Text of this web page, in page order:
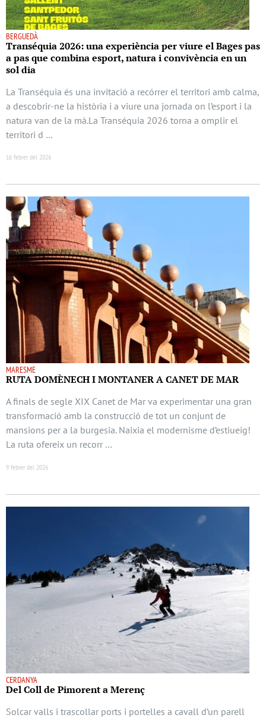
BERGUEDÀ
Transéquia 2026: una experiència per viure el Bages pas
a pas que combina esport, natura i convivència en un
sol dia
La Transéquia és una invitació a recórrer el territori amb calma,
a descobrir-ne la història i a viure una jornada on l’esport i la
natura van de la mà.La Transéquia 2026 torna a omplir el
territori d …
16 febrer del 2026
MARESME
RUTA DOMÈNECH I MONTANER A CANET DE MAR
A finals de segle XIX Canet de Mar va experimentar una gran
transformació amb la construcció de tot un conjunt de
mansions per a la burgesia. Naixia el modernisme d’estiueig!
La ruta ofereix un recorr …
9 febrer del 2026
CERDANYA
Del Coll de Pimorent a Merenç
Solcar valls i trascollar ports i portelles a cavall d’un parell